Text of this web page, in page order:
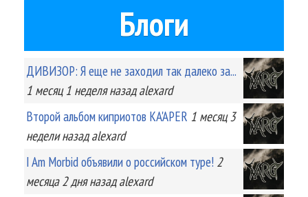
Блоги
ДИВИЗОР: Я еще не заходил так далеко за...
1 месяц 1 неделяназад alexard
Второй альбом киприотов KA'APER 1 месяц 3
неделиназад alexard
I Am Morbid объявили о российском туре! 2
месяца 2 дняназад alexard